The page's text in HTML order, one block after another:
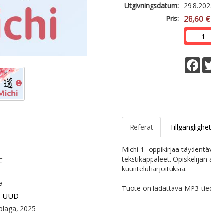
Utgivningsdatum:
Pris: 28,60 €
UUD
2025
Referat Tillgänglighet
Michi 1 -oppikirjaa
tekstikappaleet. Opiskelijan
kuunteluharjoituksia.
Tuote on ladattava MP3-